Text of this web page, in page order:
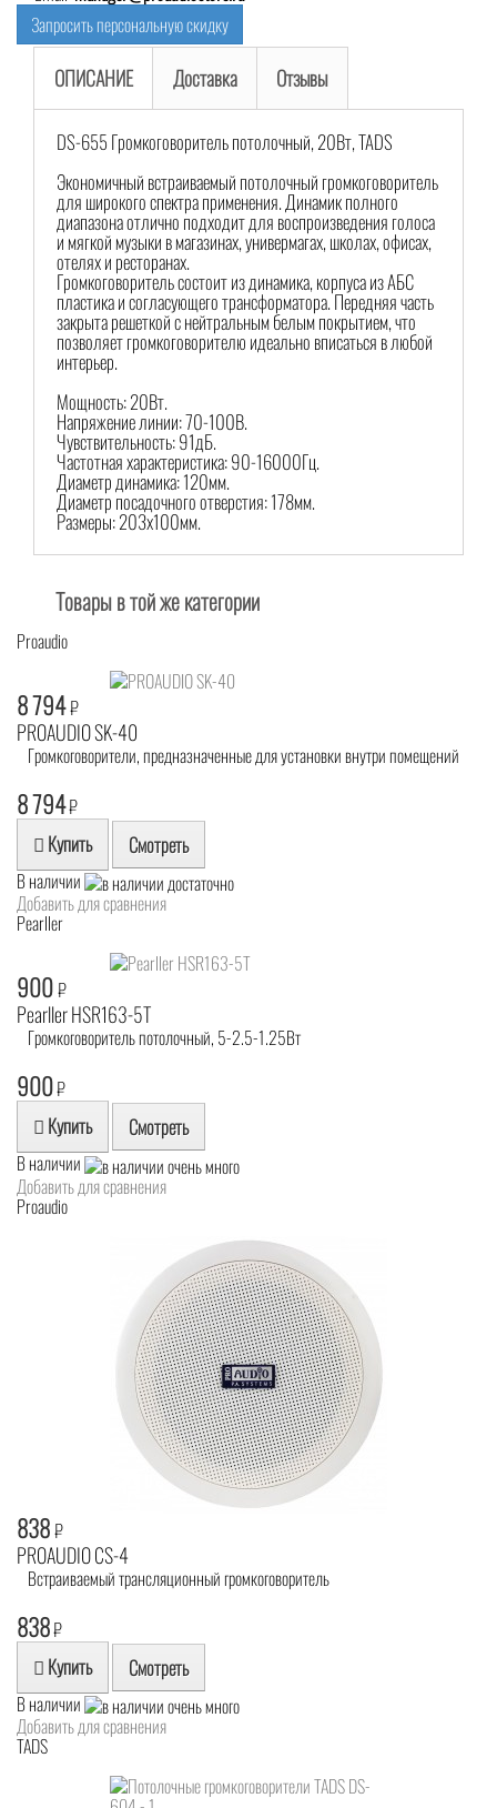
Запросить персональную скидку
ОПИСАНИЕ Доставка Отзывы
DS-655 Громкоговоритель потолочный, 20Вт, TADS
Экономичный встраиваемый потолочный громкоговоритель
для широкого спектра применения. Динамик полного
диапазона отлично подходит для воспроизведения голоса
и мягкой музыки в магазинах, универмагах, школах, офисах,
отелях и ресторанах.
Громкоговоритель состоит из динамика, корпуса из АБС
пластика и согласующего трансформатора. Передняя часть
закрыта решеткой с нейтральным белым покрытием, что
позволяет громкоговорителю идеально вписаться в любой
интерьер.
Мощность: 20Вт.
Напряжение линии: 70-100В.
Чувствительность: 91дБ.
Частотная характеристика: 90-16000Гц.
Диаметр динамика: 120мм.
Диаметр посадочного отверстия: 178мм.
Размеры: 203х100мм.
Товары в той же категории
Proaudio
8 794₽
PROAUDIO SK-40
Громкоговорители, предназначенные для установки внутри помещений
8 794₽
Купить Смотреть
В наличии
Добавить для сравнения
Pearller
900₽
Pearller HSR163-5T
Громкоговоритель потолочный, 5-2.5-1.25Вт
900₽
Купить Смотреть
В наличии
Добавить для сравнения
Proaudio
838₽
PROAUDIO CS-4
Встраиваемый трансляционный громкоговоритель
838₽
Купить Смотреть
В наличии
Добавить для сравнения
TADS